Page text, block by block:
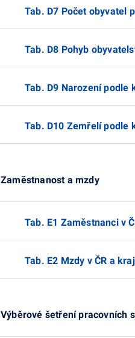
Tab. D7 Počet obyvatel
Tab. D8 Pohyb
Tab. D9 Narození podle
Tab. D10 Zemřelí podle
Zaměstnanost a mzdy
Tab. E1 Zaměstnanci v
Tab. E2 Mzdy v ČR a
Výběrové šetření pracovních